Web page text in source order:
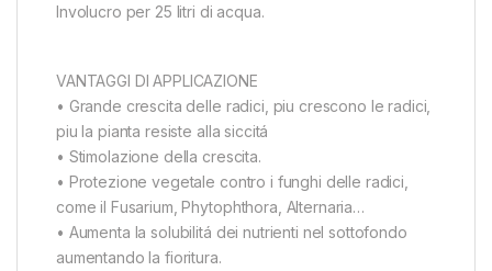
Involucro per 25 litri di acqua.
VANTAGGI DI APPLICAZIONE
• Grande crescita delle radici, piu crescono le radici,
piu la pianta resiste alla siccitá
• Stimolazione della crescita.
• Protezione vegetale contro i funghi delle radici,
come il Fusarium, Phytophthora, Alternaria…
• Aumenta la solubilitá dei nutrienti nel sottofondo
aumentando la fioritura.